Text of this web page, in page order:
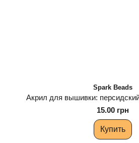
Spark Beads
Акрил для вышивки:
15.00 грн
Купить